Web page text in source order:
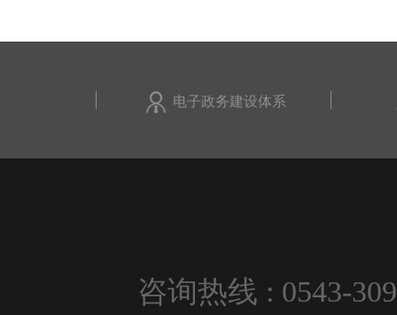
电子政务建设体系
咨询热线 : 0543-